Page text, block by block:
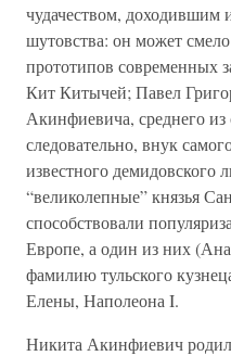
чудачеством, доходившим
шутовства: он может
прототипов современных
Кит Китычей; Павел
Акинфиевича, среднего
следовательно, внук
известного демидовского
“великолепные” князья
способствовали
Европе, а один из них
фамилию тульского
Елены, Наполеона I.
Никита Акинфиевич